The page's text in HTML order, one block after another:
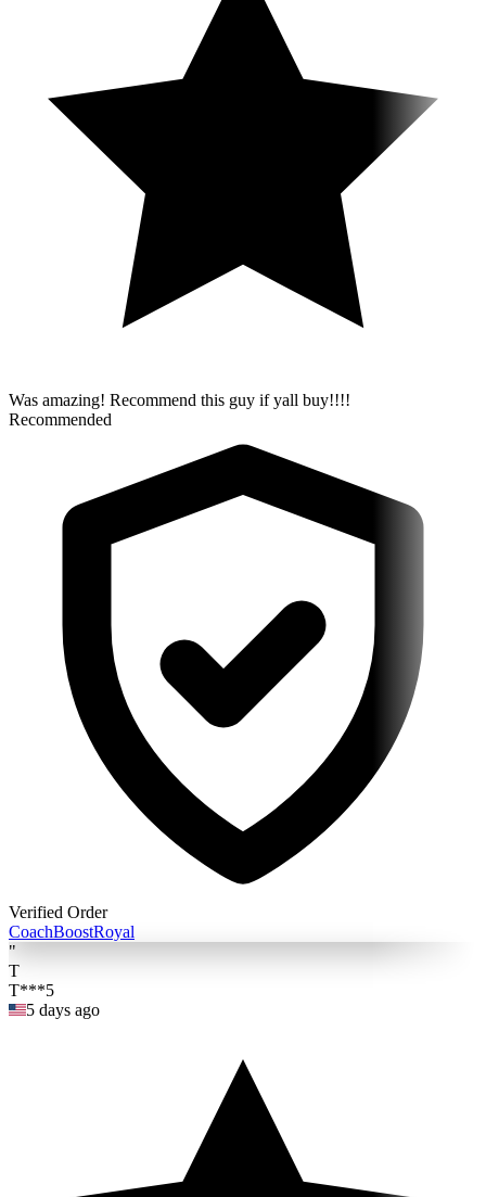
Was amazing! Recommend this guy if yall buy!!!!
Recommended
Verified Order
CoachBoostRoyal
"
T
T***5
5 days ago